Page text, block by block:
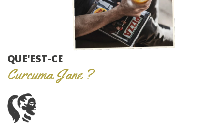
QUE'EST-CE
Curcuma Jane ?